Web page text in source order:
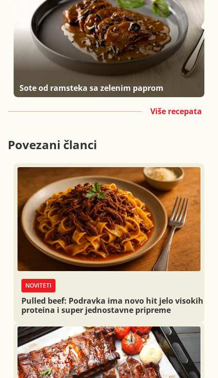
Sote od ramsteka sa zelenim paprom
Više recepata
Povezani članci
NOVITETI
Pulled beef: Podravka ima novo hit jelo visokih
proteina i super jednostavne pripreme